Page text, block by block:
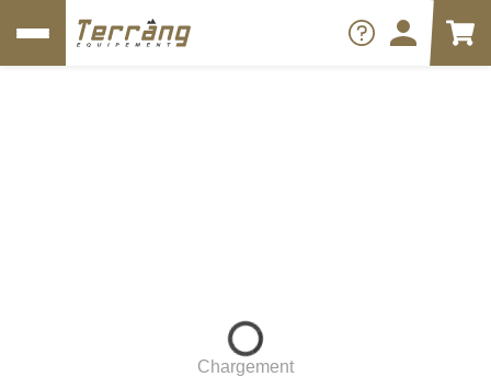
Chargement